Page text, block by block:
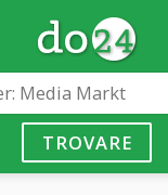
TROVARE